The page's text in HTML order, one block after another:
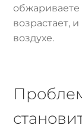
обжариваете
возрастает,
воздухе.